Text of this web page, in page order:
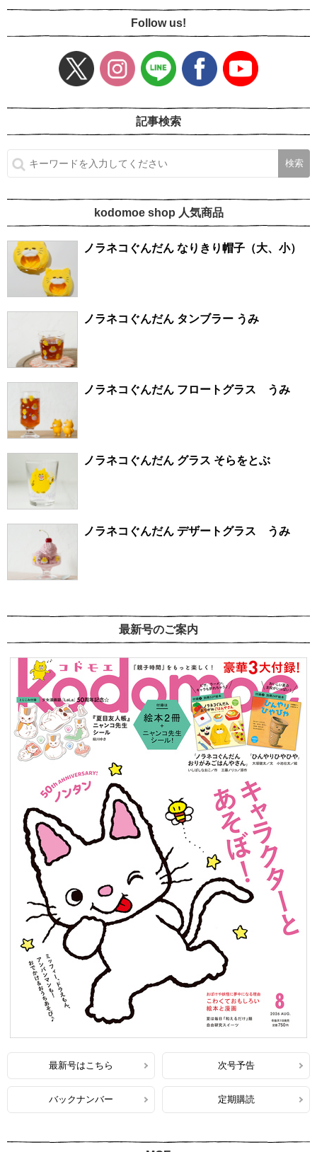
Follow us!
記事検索
kodomoe shop 人気商品
ノラネコぐんだん なりきり帽子（大、小）
ノラネコぐんだん タンブラー うみ
ノラネコぐんだん フロートグラス うみ
ノラネコぐんだん グラス そらをとぶ
ノラネコぐんだん デザートグラス うみ
最新号のご案内
最新号はこちら 次号予告
バックナンバー 定期購読